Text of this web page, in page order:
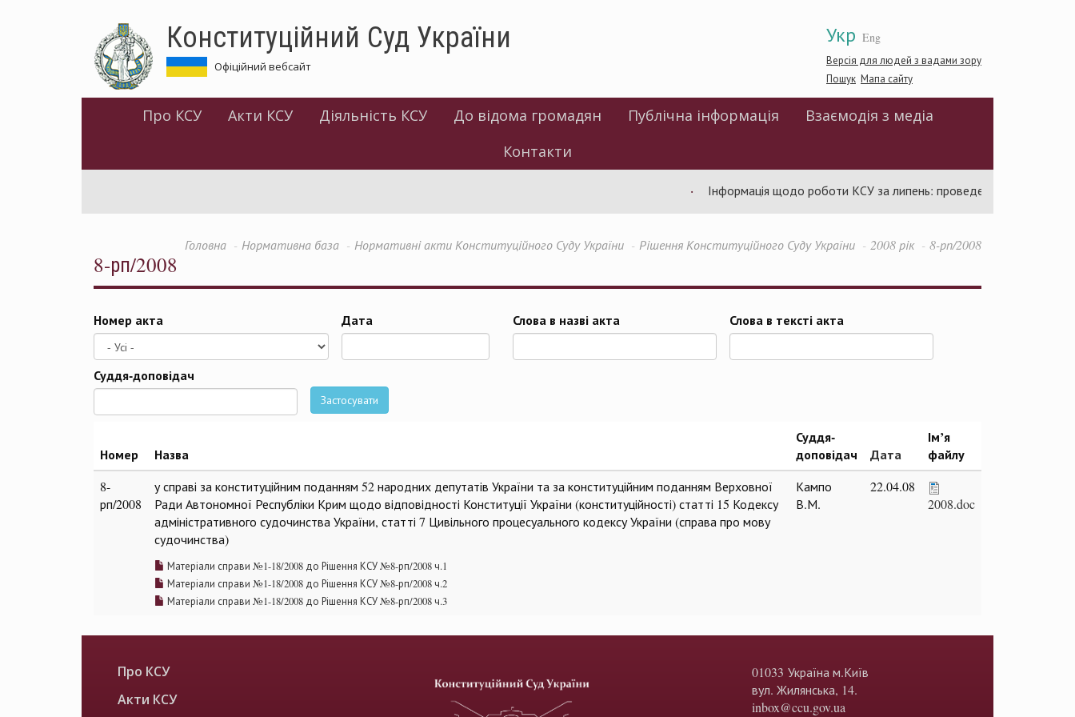
Укр Eng
Версія для людей з вадами зору
Пошук Мапа сайту
Конституційний Суд України
Офіційний вебсайт
Про КСУ Акти КСУ Діяльність КСУ До відома громадян Публічна інформація
Взаємодія з медіа
Контакти
Інформація щодо роботи КСУ за липень: проведено 94 засідання
Головна Нормативна база Нормативні акти Конституційного Суду України Рішення Конституційного Суду України 2008 рік 8-рп/2008
8-рп/2008
Номер акта Дата Слова в назві акта Слова в тексті акта
Суддя-доповідач
Застосувати
Номер Назва
Суддя-
доповідач
Дата
Ім’я
файлу
8-
рп/2008
у справі за конституційним поданням 52 народних депутатів України та за конституційним поданням Верховної
Ради Автономної Республіки Крим щодо відповідності Конституції України (конституційності) статті 15 Кодексу
адміністративного судочинства України, статті 7 Цивільного процесуального кодексу України (справа про мову
судочинства)
Матеріали справи №1-18/2008 до Рішення КСУ №8-рп/2008 ч.1
Матеріали справи №1-18/2008 до Рішення КСУ №8-рп/2008 ч.2
Матеріали справи №1-18/2008 до Рішення КСУ №8-рп/2008 ч.3
Кампо
В.М.
22.04.08
2008.doc
Про КСУ
Акти КСУ
01033 Україна м.Київ
вул. Жилянська, 14.
inbox@ccu.gov.ua